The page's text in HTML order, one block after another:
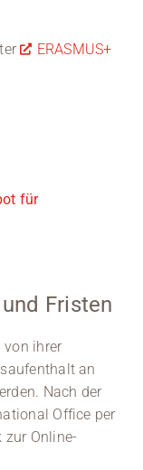
ERASMUS+
für
Fristen
von ihrer
an
Nach der
Office per
zur Online-